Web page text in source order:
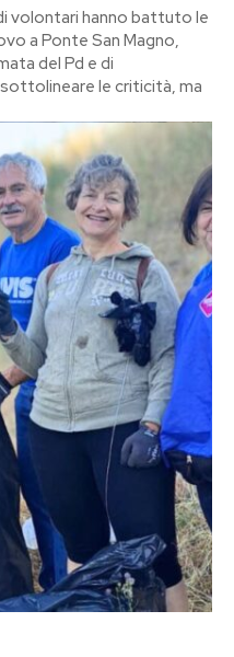
volontari hanno battuto le
a Ponte San Magno,
del Pd e di
le criticità, ma